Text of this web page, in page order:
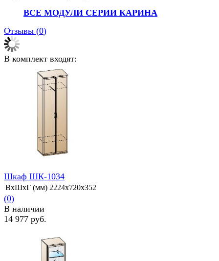
ВСЕ МОДУЛИ СЕРИИ КАРИНА
Отзывы (0)
В комплект входят:
Шкаф ШК-1034
ВхШхГ (мм) 2224х720х352
(0)
В наличии
14 977 руб.